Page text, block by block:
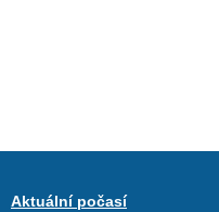
Aktuální počasí